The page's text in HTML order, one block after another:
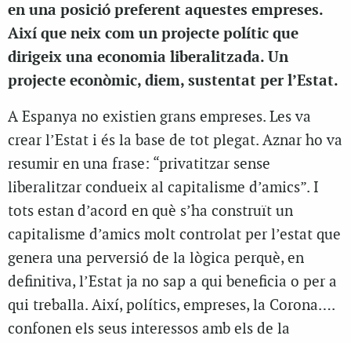
en una posició preferent aquestes empreses.
Així que neix com un projecte polític que
dirigeix una economia liberalitzada. Un
projecte econòmic, diem, sustentat per l’Estat.
A Espanya no existien grans empreses. Les va
crear l’Estat i és la base de tot plegat. Aznar ho va
resumir en una frase: “privatitzar sense
liberalitzar condueix al capitalisme d’amics”. I
tots estan d’acord en què s’ha construït un
capitalisme d’amics molt controlat per l’estat que
genera una perversió de la lògica perquè, en
definitiva, l’Estat ja no sap a qui beneficia o per a
qui treballa. Així, polítics, empreses, la Corona….
confonen els seus interessos amb els de la